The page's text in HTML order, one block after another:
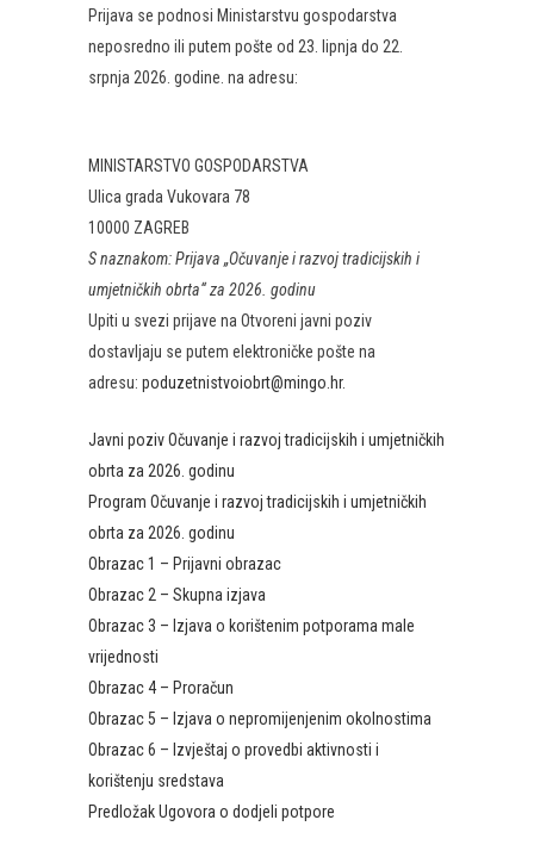
Prijava se podnosi Ministarstvu gospodarstva
neposredno ili putem pošte od 23. lipnja do 22.
srpnja 2026. godine. na adresu:
MINISTARSTVO GOSPODARSTVA
Ulica grada Vukovara 78
10000 ZAGREB
S naznakom: Prijava „Očuvanje i razvoj tradicijskih i
umjetničkih obrta“ za 2026. godinu
Upiti u svezi prijave na Otvoreni javni poziv
dostavljaju se putem elektroničke pošte na
adresu: poduzetnistvoiobrt@mingo.hr.
Javni poziv Očuvanje i razvoj tradicijskih i umjetničkih
obrta za 2026. godinu
Program Očuvanje i razvoj tradicijskih i umjetničkih
obrta za 2026. godinu
Obrazac 1 – Prijavni obrazac
Obrazac 2 – Skupna izjava
Obrazac 3 – Izjava o korištenim potporama male
vrijednosti
Obrazac 4 – Proračun
Obrazac 5 – Izjava o nepromijenjenim okolnostima
Obrazac 6 – Izvještaj o provedbi aktivnosti i
korištenju sredstava
Predložak Ugovora o dodjeli potpore